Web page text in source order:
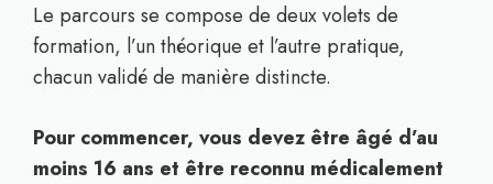
Le parcours se compose de deux volets de
formation, l’un théorique et l’autre pratique,
chacun validé de manière distincte.
Pour commencer, vous devez être âgé d’au
moins 16 ans et être reconnu médicalement